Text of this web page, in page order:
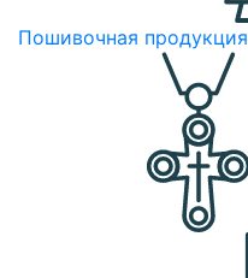
Пошивочная продукция